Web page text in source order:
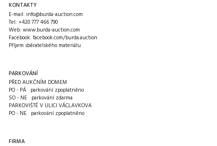
KONTAKTY
E-mail:info@burda-auction.com
Tel: +420 777 466 790
Web:www.burda-auction.com
Facebook:facebook.com/burda.auction
Příjem sběratelského materiálu
PARKOVÁNÍ
PŘED AUKČNÍM DOMEM
PO - PÁ parkování zpoplatněno
SO - NE parkování zdarma
PARKOVIŠTĚ V ULICI VÁCLAVKOVA
PO - NE parkování zpoplatněno
FIRMA